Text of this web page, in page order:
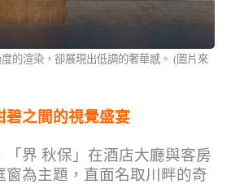
度的渲染，卻展現出低調的奢華感。 (圖片來
碧之間的視覺盛宴
「界 秋保」在酒店大廳與客房
窗為主題，直面名取川畔的奇